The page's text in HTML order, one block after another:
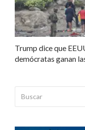
Trump dice que
demócratas ganan